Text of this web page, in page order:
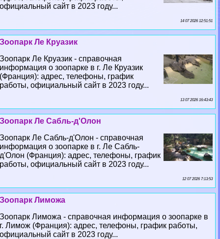
официальный сайт в 2023 году...
14 07 2026 12:51:51
Зоопарк Ле Круазик
Зоопарк Ле Круазик - справочная
информация о зоопарке в г. Ле Круазик
(Франция): адрес, телефоны, график
работы, официальный сайт в 2023 году...
13 07 2026 16:43:43
Зоопарк Ле Сабль-д'Олон
Зоопарк Ле Сабль-д'Олон - справочная
информация о зоопарке в г. Ле Сабль-
д'Олон (Франция): адрес, телефоны, график
работы, официальный сайт в 2023 году...
12 07 2026 7:13:53
Зоопарк Лиможа
Зоопарк Лиможа - справочная информация о зоопарке в
г. Лимож (Франция): адрес, телефоны, график работы,
официальный сайт в 2023 году...